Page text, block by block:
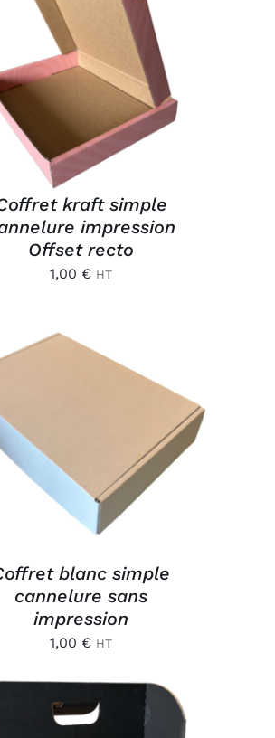
AJOUTER AU PANIER
APERÇU
kraft simple
impression
Offset recto
1,00 € HT
AJOUTER AU PANIER
blanc simple
cannelure sans
impression
1,00 € HT